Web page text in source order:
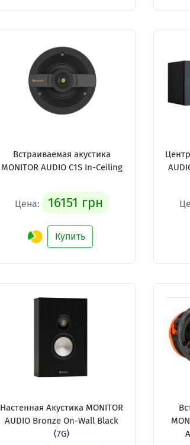
Встраиваемая акустика
MONITOR AUDIO C1S In-Ceiling
Цена: 16151 грн
Купить
Настенная Акустика MONITOR
AUDIO Bronze On-Wall Black
(7G)